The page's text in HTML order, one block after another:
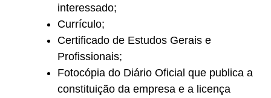
interessado;
Currículo;
Certificado de Estudos Gerais e
Profissionais;
Fotocópia do Diário Oficial que publica a
constituição da empresa e a licença